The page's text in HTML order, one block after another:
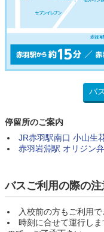
バ
停留所のご案内
JR赤羽駅南口 小山生
赤羽岩淵駅 オリジン
バスご利用の際の
入校前の方もご利用で
時刻に合せて運行し